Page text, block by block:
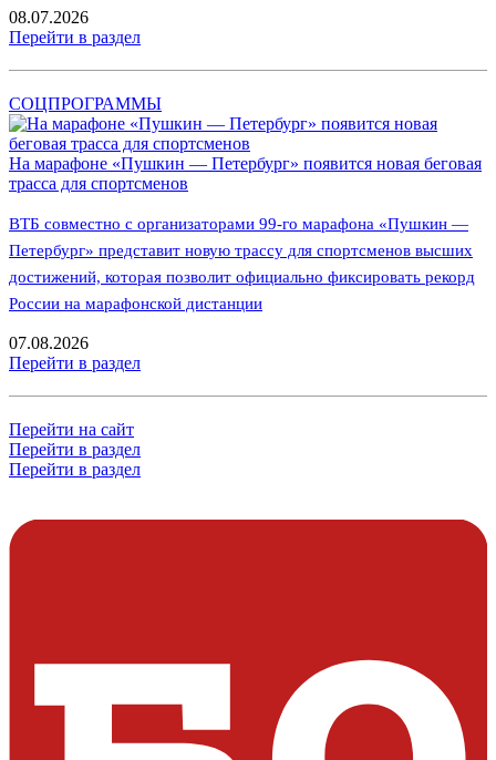
08.07.2026
Перейти в раздел
СОЦПРОГРАММЫ
На марафоне «Пушкин — Петербург» появится новая беговая
трасса для спортсменов
ВТБ совместно с организаторами 99-го марафона «Пушкин —
Петербург» представит новую трассу для спортсменов высших
достижений, которая позволит официально фиксировать рекорд
России на марафонской дистанции
07.08.2026
Перейти в раздел
Перейти на сайт
Перейти в раздел
Перейти в раздел